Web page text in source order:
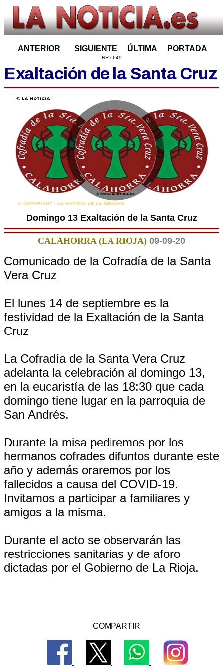
ANTERIOR SIGUIENTE ÚLTIMA PORTADA
NR:6649
Exaltación de la Santa Cruz
Domingo 13 Exaltación de la Santa Cruz
CALAHORRA (LA RIOJA) 09-09-20
Comunicado de la Cofradía de la Santa
Vera Cruz
El lunes 14 de septiembre es la
festividad de la Exaltación de la Santa
Cruz
La Cofradía de la Santa Vera Cruz
adelanta la celebración al domingo 13,
en la eucaristía de las 18:30 que cada
domingo tiene lugar en la parroquia de
San Andrés.
Durante la misa pediremos por los
hermanos cofrades difuntos durante este
año y además oraremos por los
fallecidos a causa del COVID-19.
Invitamos a participar a familiares y
amigos a la misma.
Durante el acto se observarán las
restricciones sanitarias y de aforo
dictadas por el Gobierno de La Rioja.
COMPARTIR